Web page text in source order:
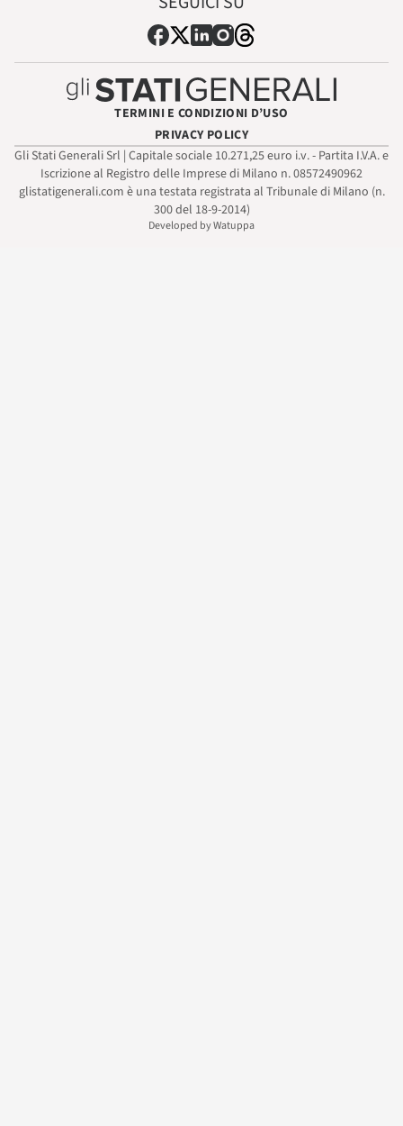
TERMINI E CONDIZIONI D’USO
PRIVACY POLICY
Gli Stati Generali Srl | Capitale sociale 10.271,25 euro i.v. - Partita I.V.A. e
Iscrizione al Registro delle Imprese di Milano n. 08572490962
glistatigenerali.com è una testata registrata al Tribunale di Milano (n.
300 del 18-9-2014)
Developed by Watuppa